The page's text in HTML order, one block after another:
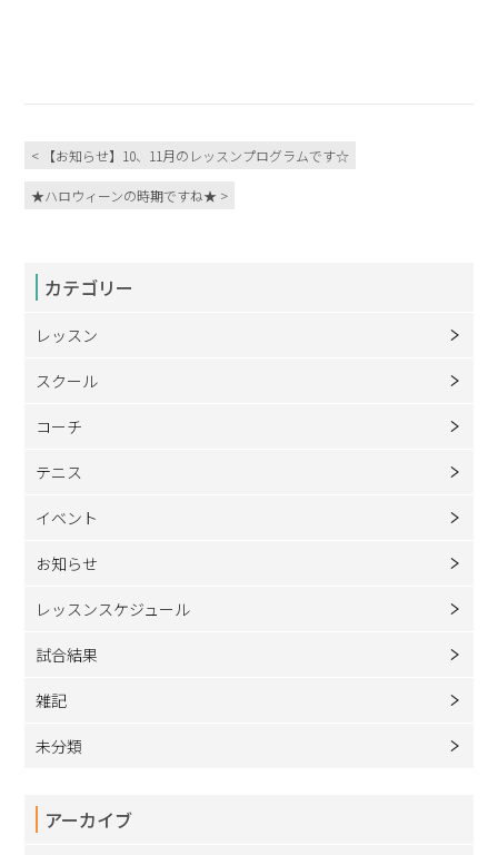
< 【お知らせ】10、11月のレッスンプログラムです☆
★ハロウィーンの時期ですね★ >
カテゴリー
レッスン
スクール
コーチ
テニス
イベント
お知らせ
レッスンスケジュール
試合結果
雑記
未分類
アーカイブ